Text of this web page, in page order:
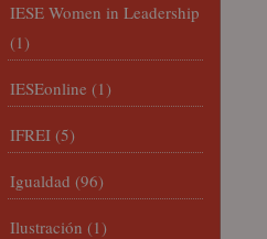
IESE Women in Leadership
(1)
IESEonline (1)
IFREI (5)
Igualdad (96)
Ilustración (1)